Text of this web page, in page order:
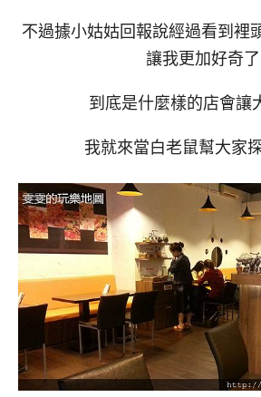
不過據小姑姑回報說經過看到裡
讓我更加好奇了
到底是什麼樣的店會讓
我就來當白老鼠幫大家